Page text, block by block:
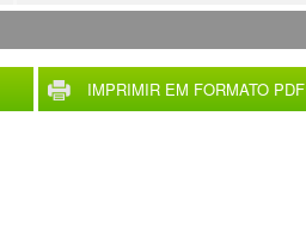
IMPRIMIR EM FORMATO PDF